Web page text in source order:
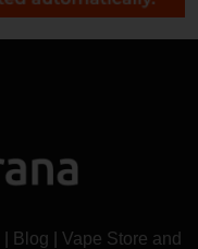
Blog Vape Store and